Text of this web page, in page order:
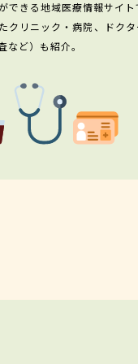
きる地域医療情報サイト
リニック・病院、ドクタ
ど）も紹介。